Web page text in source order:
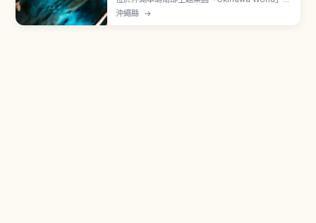
的玉泉洞，是全長超過5公里、其中約890公尺對
沖繩縣 →